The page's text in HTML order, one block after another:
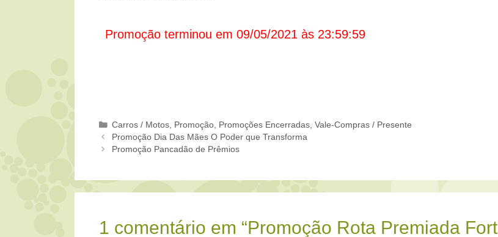
Promoção terminou em 09/05/2021 às 23:59:59
Categorias
Carros / Motos Promoção Promoções Encerradas ,Vale-Compras / Presente
Promoção Dia Das Mães O Poder que Transforma
Promoção Pancadão de Prêmios
1 comentário em “Promoção Rota Premiada Fort